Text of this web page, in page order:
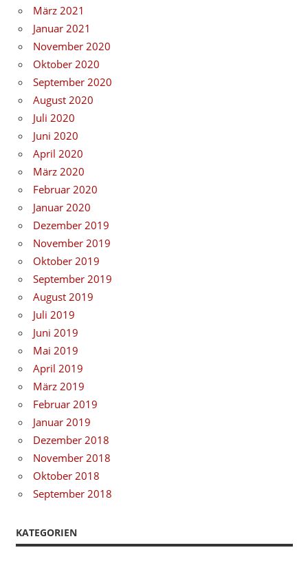
März 2021
Januar 2021
November 2020
Oktober 2020
September 2020
August 2020
Juli 2020
Juni 2020
April 2020
März 2020
Februar 2020
Januar 2020
Dezember 2019
November 2019
Oktober 2019
September 2019
August 2019
Juli 2019
Juni 2019
Mai 2019
April 2019
März 2019
Februar 2019
Januar 2019
Dezember 2018
November 2018
Oktober 2018
September 2018
KATEGORIEN